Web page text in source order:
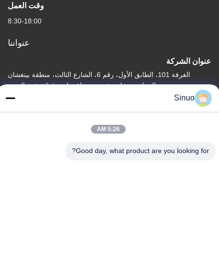
وقت العمل
8:30-18:00
عنواننا
عنوان الشركة
الغرفة 101، الطابق الأول، رقم 6، الشارع الثالث، منطقة بينغشان
الصناعية، شارع شيبي، منطقة بانيو، قوانغتشو، الصين
عنوان المصنع
الصناعية، شارع شيبي، منطقة بانيو، قوانغتشو، الصين
هاتف
Sinuo
5:26 AM
Good day, what product are you looking for?